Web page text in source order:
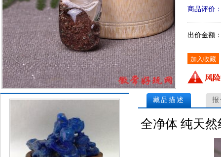
商品评价
出价金额
藏品描述
全净体 纯天